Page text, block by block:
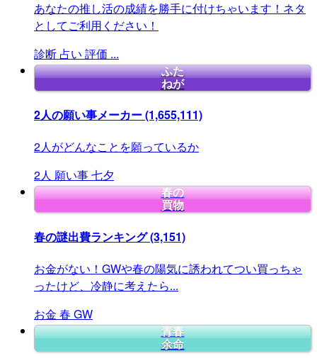
あなたの推し活の成績を勝手に付けちゃいます！ネタ
としてご利用ください！
診断 占い 評価 ...
ふた
ねが
2人の願い事メーカー(1,655,111)
2人がどんなことを願っているか
2人 願い事七夕
春の
買物
春の謎出費ランキング(3,151)
お金がない！GWや春の陽気に誘われてつい買っちゃ
ったけど、冷静に考えたら...
お金 春 GW
青春
余命